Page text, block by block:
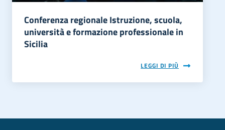
Conferenza regionale Istruzione, scuola,
università e formazione professionale in
Sicilia
LEGGI DI PIÙ